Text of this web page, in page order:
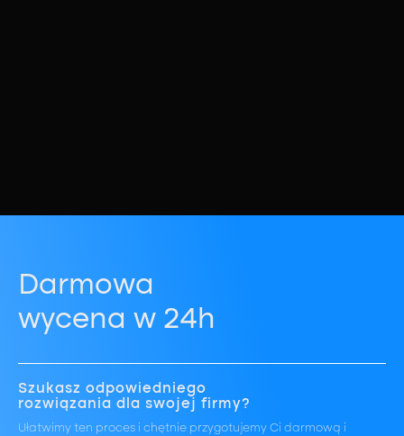
Darmowa
wycena w 24h
Szukasz odpowiedniego
rozwiązania dla swojej firmy?
Ułatwimy ten proces i chętnie przygotujemy Ci darmową i